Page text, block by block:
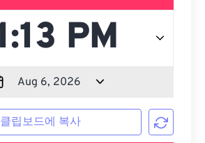
클립보드에 복사